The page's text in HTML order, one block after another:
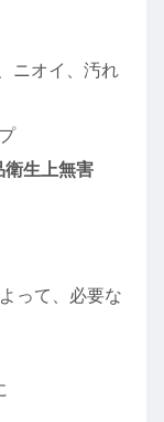
ニオイ、汚れ
衛生上無害
って、必要な